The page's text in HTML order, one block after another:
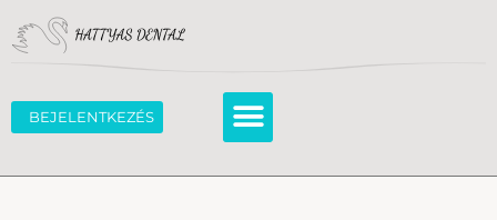
BEJELENTKEZÉS